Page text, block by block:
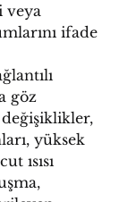
veya
ifade
göz
yüksek
ısısı